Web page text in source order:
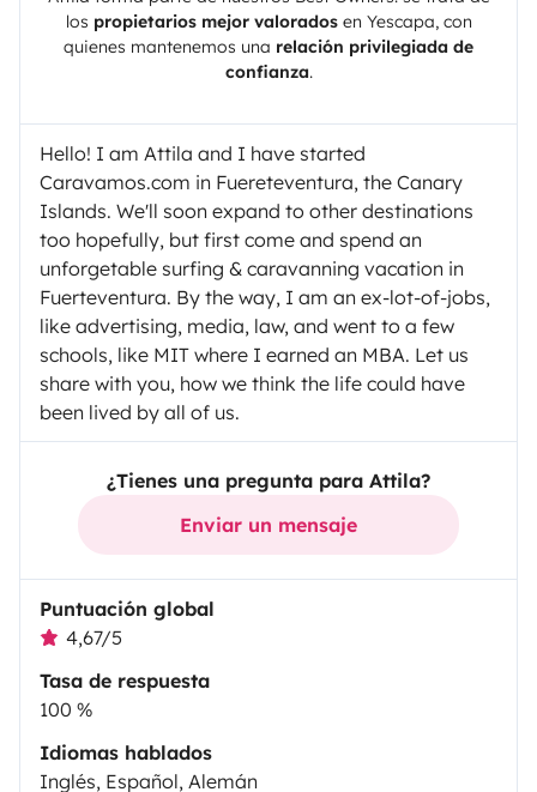
los propietarios mejor valoradosen Yescapa, con
quienes mantenemos una relación privilegiada de
confianza.
Hello! I am Attila and I have started
Caravamos.com in Fuereteventura, the Canary
Islands. We'll soon expand to other destinations
too hopefully, but first come and spend an
unforgetable surfing & caravanning vacation in
Fuerteventura. By the way, I am an ex-lot-of-jobs,
like advertising, media, law, and went to a few
schools, like MIT where I earned an MBA. Let us
share with you, how we think the life could have
been lived by all of us.
¿Tienes una pregunta para Attila?
Enviar un mensaje
Puntuación global
4,67/5
Tasa de respuesta
100 %
Idiomas hablados
Inglés, Español, Alemán